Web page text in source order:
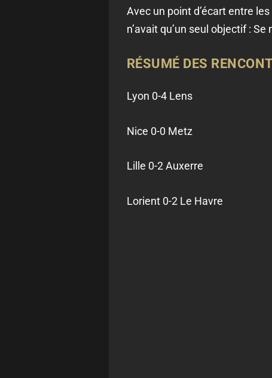
Avec un point d’écart entre
n’avait qu’un seul objectif :
RÉSUMÉ DES
Lyon 0-4 Lens
Nice 0-0 Metz
Lille 0-2 Auxerre
Lorient 0-2 Le Havre